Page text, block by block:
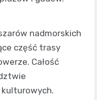
nadmorskich
część trasy
Całość